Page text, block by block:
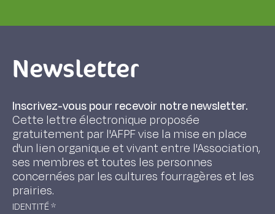
Newsletter
Inscrivez-vous pour recevoir notre newsletter.
Cette lettre électronique proposée
gratuitement par l'AFPF vise la mise en place
d'un lien organique et vivant entre l'Association,
ses membres et toutes les personnes
concernées par les cultures fourragères et les
prairies.
IDENTITÉ*